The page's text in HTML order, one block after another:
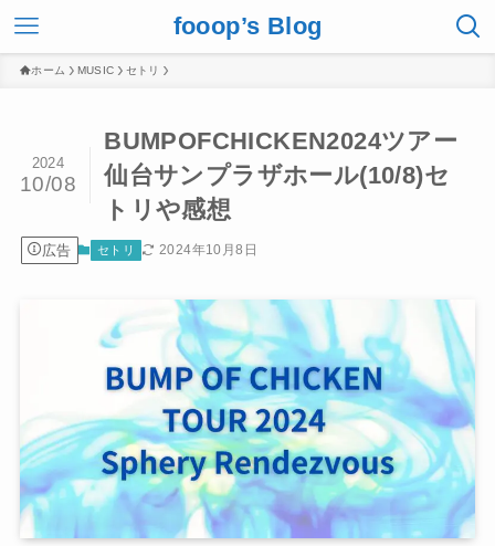
fooop’s Blog
ホーム MUSIC セトリ
BUMPOFCHICKEN2024ツアー
仙台サンプラザホール(10/8)セ
トリや感想
2024
10/08
広告 セトリ 2024年10月8日